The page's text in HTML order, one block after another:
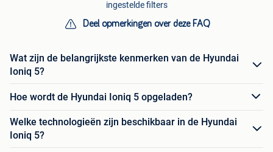
ingestelde filters
Deel opmerkingen over deze FAQ
Wat zijn de belangrijkste kenmerken van de Hyundai
Ioniq 5?
Hoe wordt de Hyundai Ioniq 5 opgeladen?
Welke technologieën zijn beschikbaar in de Hyundai
Ioniq 5?